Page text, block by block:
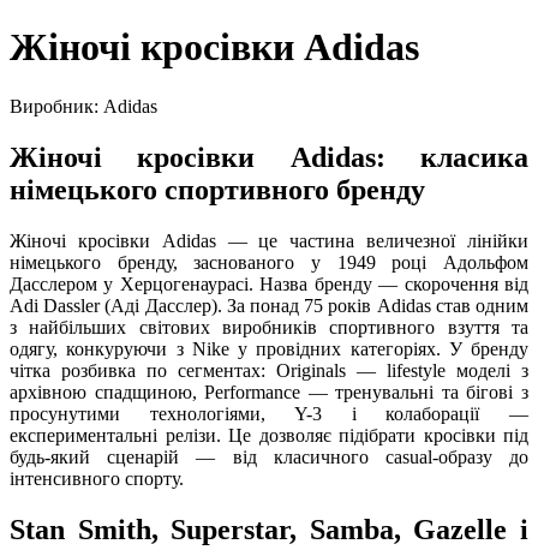
Жіночі кросівки Adidas
Виробник: Adidas
Жіночі кросівки Adidas: класика
німецького спортивного бренду
Жіночі кросівки Adidas — це частина величезної лінійки
німецького бренду, заснованого у 1949 році Адольфом
Дасслером у Херцогенаурасі. Назва бренду — скорочення від
Adi Dassler (Аді Дасслер). За понад 75 років Adidas став одним
з найбільших світових виробників спортивного взуття та
одягу, конкуруючи з Nike у провідних категоріях. У бренду
чітка розбивка по сегментах: Originals — lifestyle моделі з
архівною спадщиною, Performance — тренувальні та бігові з
просунутими технологіями, Y-3 і колаборації —
експериментальні релізи. Це дозволяє підібрати кросівки під
будь-який сценарій — від класичного casual-образу до
інтенсивного спорту.
Stan Smith, Superstar, Samba, Gazelle і